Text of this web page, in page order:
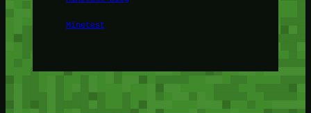
Minetest